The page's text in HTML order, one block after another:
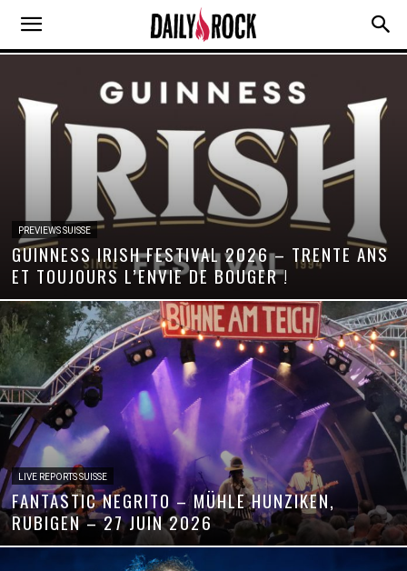
PREVIEWS SUISSE
GUINNESS IRISH FESTIVAL 2026 – TRENTE ANS
ET TOUJOURS L’ENVIE DE BOUGER !
LIVE REPORTS SUISSE
FANTASTIC NEGRITO – MÜHLE HUNZIKEN,
RUBIGEN – 27 JUIN 2026